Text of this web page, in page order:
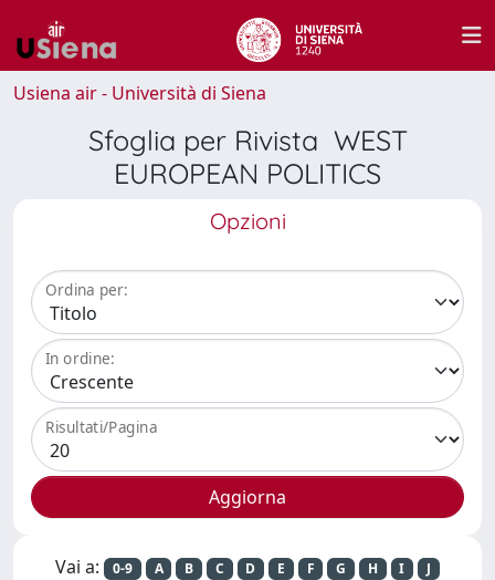
Usiena air - Università di Siena
Sfoglia per Rivista WEST
EUROPEAN POLITICS
Opzioni
Ordina per:
In ordine:
Risultati/Pagina
Vai a: 0-9 A B C D E F G H I
J